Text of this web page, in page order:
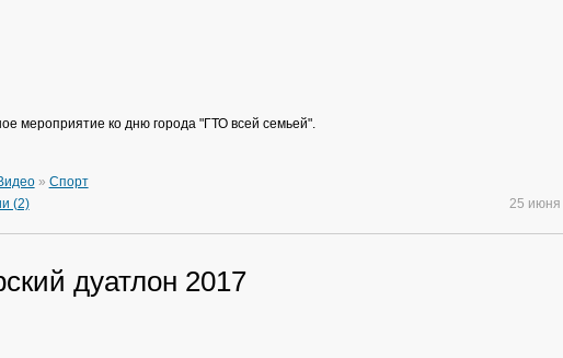
мероприятие ко дню города "ГТО всей семьей".
» Спорт
(2)
25 июня
дуатлон 2017